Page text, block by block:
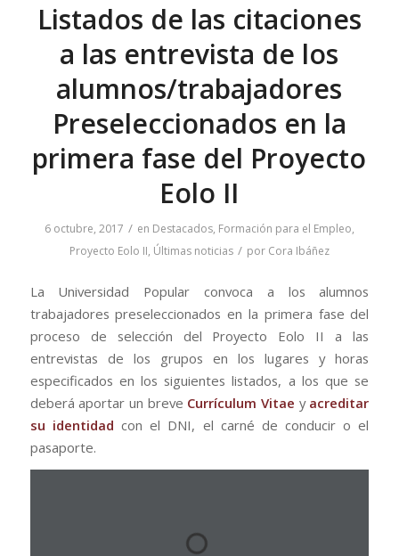
Listados de las citaciones
a las entrevista de los
alumnos/trabajadores
Preseleccionados en la
primera fase del Proyecto
Eolo II
6 octubre, 2017 / en Destacados, Formación para el Empleo,
Proyecto Eolo II, Últimas noticias / por Cora Ibáñez
La Universidad Popular convoca a los alumnos
trabajadores preseleccionados en la primera fase del
proceso de selección del Proyecto Eolo II a las
entrevistas de los grupos en los lugares y horas
especificados en los siguientes listados, a los que se
deberá aportar un breve Currículum Vitae y acreditar
su identidad con el DNI, el carné de conducir o el
pasaporte.